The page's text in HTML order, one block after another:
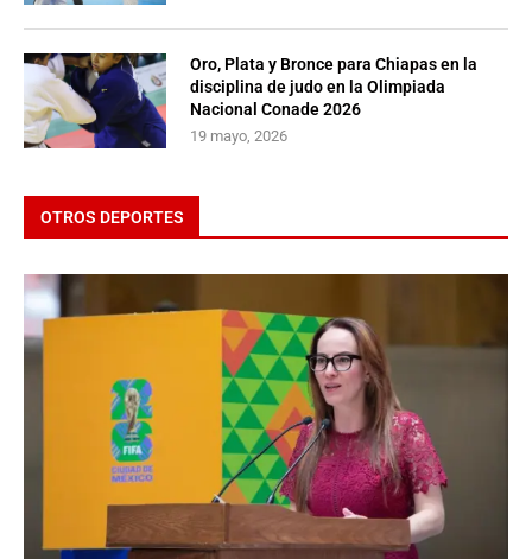
Oro, Plata y Bronce para Chiapas en la
disciplina de judo en la Olimpiada
Nacional Conade 2026
19 mayo, 2026
OTROS DEPORTES